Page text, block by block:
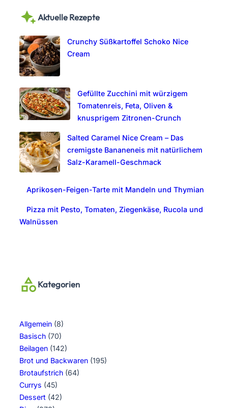
r
h
Aktuelle Rezepte
Crunchy Süßkartoffel Schoko Nice
Cream
Gefüllte Zucchini mit würzigem
Tomatenreis, Feta, Oliven &
knusprigem Zitronen-Crunch
Salted Caramel Nice Cream – Das
cremigste Bananeneis mit natürlichem
Salz-Karamell-Geschmack
Aprikosen-Feigen-Tarte mit Mandeln und Thymian
Pizza mit Pesto, Tomaten, Ziegenkäse, Rucola und
Walnüssen
Kategorien
Allgemein (8)
Basisch (70)
Beilagen (142)
Brot und Backwaren (195)
Brotaufstrich (64)
Currys (45)
Dessert (42)